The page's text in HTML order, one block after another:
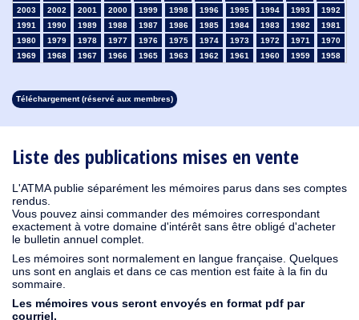
Liste des publications mises en vente
L'ATMA publie séparément les mémoires parus dans ses comptes
rendus.
Vous pouvez ainsi commander des mémoires correspondant
exactement à votre domaine d'intérêt sans être obligé d'acheter
le bulletin annuel complet.
Les mémoires sont normalement en langue française. Quelques
uns sont en anglais et dans ce cas mention est faite à la fin du
sommaire.
Les mémoires vous seront envoyés en format pdf par
courriel.
2003
2002 2001 2000 1999 1998 1996 1995 1994 1993
1992
1991
1990 1989 1988 1987 1986 1985 1984 1983 1982
1981
1980
1979 1978 1977 1976 1975 1974 1973 1972 1971
1970
1969
1968 1967 1966 1965 1963 1962 1961 1960 1959
1958
1930
1929 1928 1927 1926 1925
Téléchargement (réservé aux membres)